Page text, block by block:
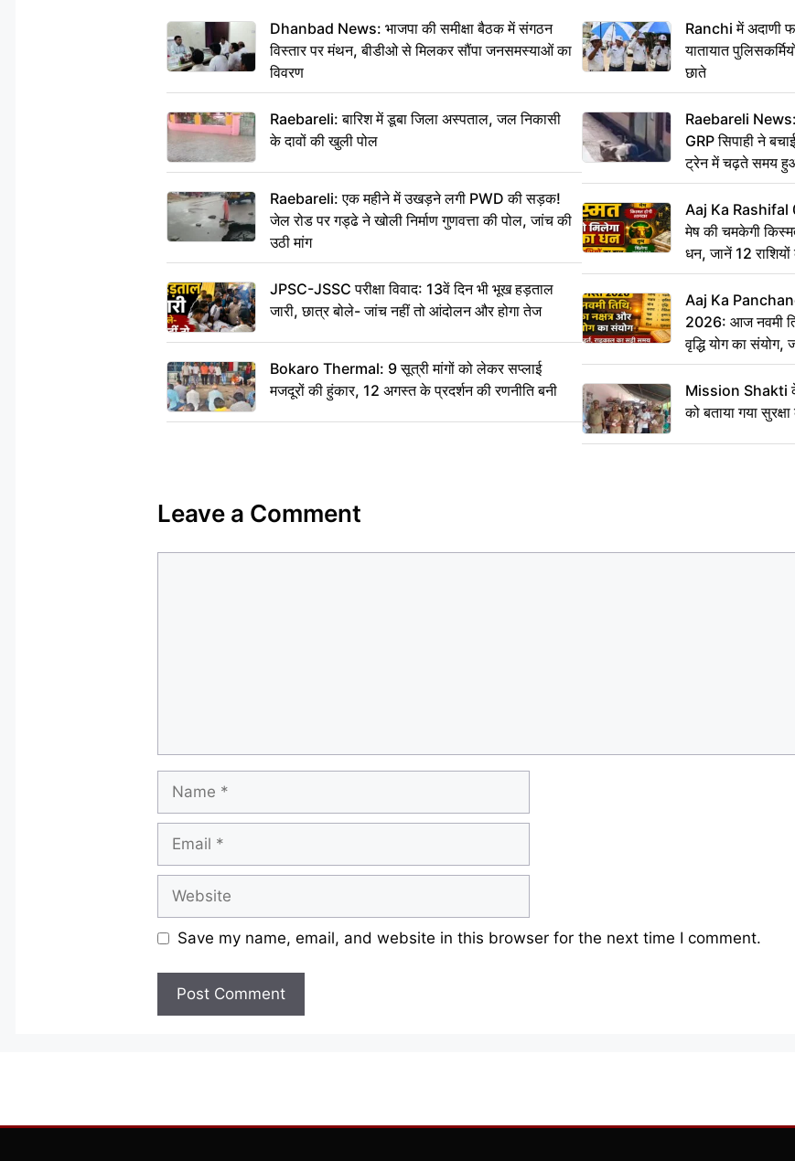
Dhanbad News: भाजपा की समीक्षा बैठक में संगठन
विस्तार पर मंथन, बीडीओ से मिलकर सौंपा जनसमस्याओं का
विवरण
Raebareli: बारिश में डूबा जिला अस्पताल, जल निकासी
के दावों की खुली पोल
Raebareli: एक महीने में उखड़ने लगी PWD की सड़क!
जेल रोड पर गड्ढे ने खोली निर्माण गुणवत्ता की पोल, जांच की
उठी मांग
JPSC-JSSC परीक्षा विवाद: 13वें दिन भी भूख हड़ताल
जारी, छात्र बोले- जांच नहीं तो आंदोलन और होगा तेज
Bokaro Thermal: 9 सूत्री मांगों को लेकर सप्लाई
मजदूरों की हुंकार, 12 अगस्त के प्रदर्शन की रणनीति बनी
Ranchi में अदाणी
यातायात
छाते
Raebareli
GRP सिपाही ने
ट्रेन में चढ़ते समय
CCTV में कैद
Aaj Ka
मेष की चमकेगी
धन, जानें 12 राशियों
Aaj Ka
2026: आज नवमी
वृद्धि योग का संयोग,
का सही समय
Mission Shakti
को बताया गया
Leave a Comment
Save my name, email, and website in this browser for the next time I comment.